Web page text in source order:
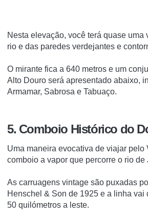
Nesta elevação, você terá quase uma
rio e das paredes verdejantes e
O mirante fica a 640 metros e um
Alto Douro será apresentado abaixo,
Armamar, Sabrosa e Tabuaço.
5. Comboio Histórico do
Uma maneira evocativa de viajar pelo
comboio a vapor que percorre o rio de
As carruagens vintage são puxadas
Henschel & Son de 1925 e a linha vai
50 quilómetros a leste.